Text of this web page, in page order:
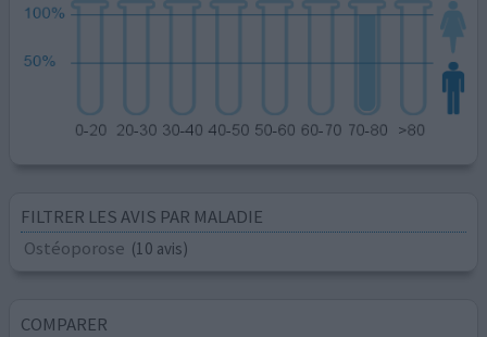
FILTRER LES AVIS PAR MALADIE
Ostéoporose (10 avis)
COMPARER